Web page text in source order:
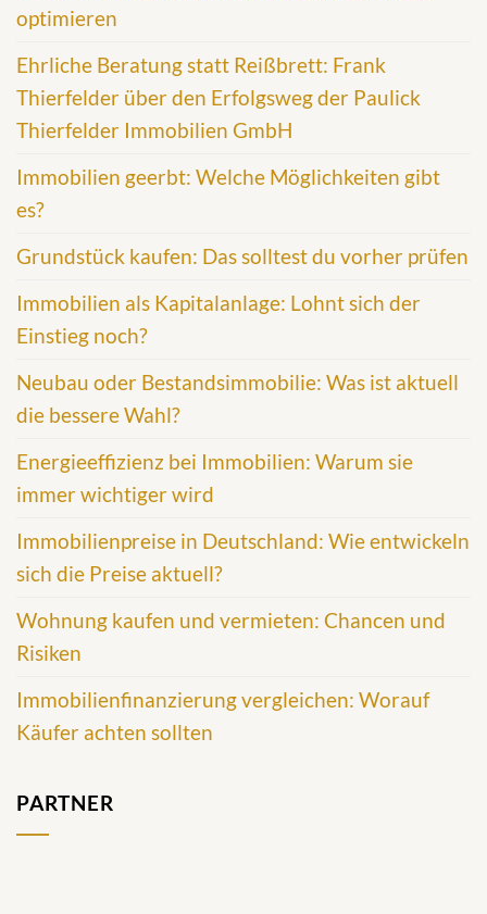
optimieren
Ehrliche Beratung statt Reißbrett: Frank
Thierfelder über den Erfolgsweg der Paulick
Thierfelder Immobilien GmbH
Immobilien geerbt: Welche Möglichkeiten gibt
es?
Grundstück kaufen: Das solltest du vorher prüfen
Immobilien als Kapitalanlage: Lohnt sich der
Einstieg noch?
Neubau oder Bestandsimmobilie: Was ist aktuell
die bessere Wahl?
Energieeffizienz bei Immobilien: Warum sie
immer wichtiger wird
Immobilienpreise in Deutschland: Wie entwickeln
sich die Preise aktuell?
Wohnung kaufen und vermieten: Chancen und
Risiken
Immobilienfinanzierung vergleichen: Worauf
Käufer achten sollten
PARTNER